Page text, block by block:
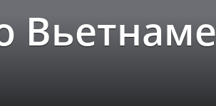
Вьетнаме